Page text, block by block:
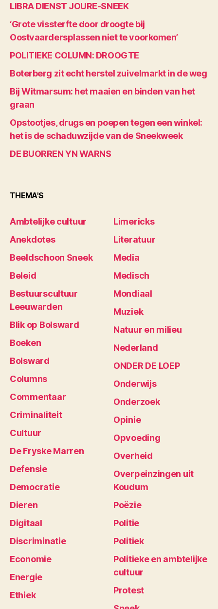
LIBRA DIENST JOURE-SNEEK
‘Grote vissterfte door droogte bij
Oostvaardersplassen niet te voorkomen’
POLITIEKE COLUMN: DROOGTE
Boterberg zit echt herstel zuivelmarkt in de weg
Bij Witmarsum: het maaien en binden van het
graan
Opstootjes, drugs en poepen tegen een winkel:
het is de schaduwzijde van de Sneekweek
DE BUORREN YN WARNS
THEMA'S
Ambtelijke cultuur
Anekdotes
Beeldschoon Sneek
Beleid
Bestuurscultuur
Leeuwarden
Blik op Bolsward
Boeken
Bolsward
Columns
Commentaar
Criminaliteit
Cultuur
De Fryske Marren
Defensie
Democratie
Dieren
Digitaal
Discriminatie
Economie
Energie
Ethiek
Limericks
Literatuur
Media
Medisch
Mondiaal
Muziek
Natuur en milieu
Nederland
ONDER DE LOEP
Onderwijs
Onderzoek
Opinie
Opvoeding
Overheid
Overpeinzingen uit
Koudum
Poëzie
Politie
Politiek
Politieke en ambtelijke
cultuur
Protest